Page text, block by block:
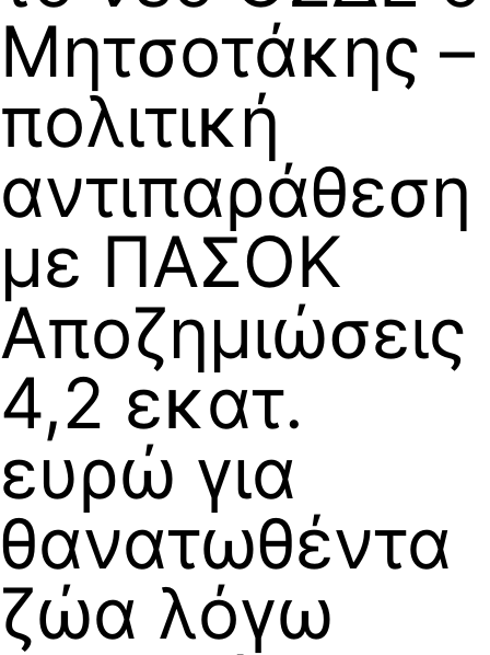
Μητσοτάκης –
πολιτική
αντιπαράθεση
με ΠΑΣΟΚ
Αποζημιώσεις
4,2 εκατ.
ευρώ για
θανατωθέντα
ζώα λόγω